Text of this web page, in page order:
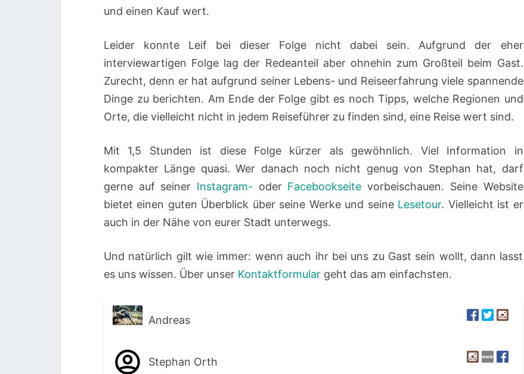
und einen Kauf wert.
Leider konnte Leif bei dieser Folge nicht dabei sein. Aufgrund der eher
interviewartigen Folge lag der Redeanteil aber ohnehin zum Großteil beim Gast.
Zurecht, denn er hat aufgrund seiner Lebens- und Reiseerfahrung viele spannende
Dinge zu berichten. Am Ende der Folge gibt es noch Tipps, welche Regionen und
Orte, die vielleicht nicht in jedem Reiseführer zu finden sind, eine Reise wert sind.
Mit 1,5 Stunden ist diese Folge kürzer als gewöhnlich. Viel Information in
kompakter Länge quasi. Wer danach noch nicht genug von Stephan hat, darf
gerne auf seiner Instagram- oder Facebookseite vorbeischauen. Seine Website
bietet einen guten Überblick über seine Werke und seine Lesetour. Vielleicht ist er
auch in der Nähe von eurer Stadt unterwegs.
Und natürlich gilt wie immer: wenn auch ihr bei uns zu Gast sein wollt, dann lasst
es uns wissen. Über unser Kontaktformular geht das am einfachsten.
Andreas
Stephan Orth